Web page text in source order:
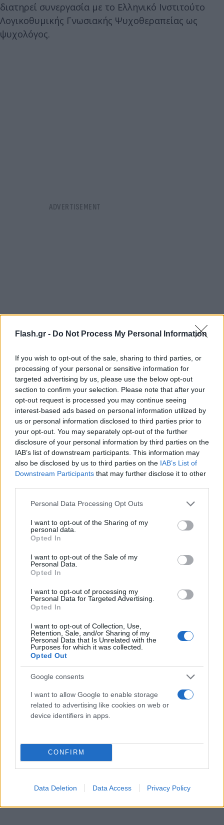
Flash.gr - Do Not Process My Personal Information
If you wish to opt-out of the sale, sharing to third parties, or
processing of your personal or sensitive information for
targeted advertising by us, please use the below opt-out
section to confirm your selection. Please note that after your
opt-out request is processed you may continue seeing
interest-based ads based on personal information utilized by
us or personal information disclosed to third parties prior to
your opt-out. You may separately opt-out of the further
disclosure of your personal information by third parties on the
IAB’s list of downstream participants. This information may
also be disclosed by us to third parties on the IAB’s List of
Downstream Participants that may further disclose it to other
Please note that this website/app uses one or more Google
not limited to your visit or usage behaviour. You may click to
grant or deny consent to Google and its third-party tags to
use your data for below specified purposes in below Google
consent section.
Personal Data Processing Opt Outs
I want to opt-out of the Sharing of my
personal data.
Opted In
I want to opt-out of the Sale of my
Personal Data.
Opted In
I want to opt-out of processing my
Personal Data for Targeted Advertising.
Opted In
I want to opt-out of Collection, Use,
Retention, Sale, and/or Sharing of my
Personal Data that Is Unrelated with the
Purposes for which it was collected.
Opted Out
Google consents
I want to allow Google to enable storage
related to advertising like cookies on web or
device identifiers in apps.
CONFIRM
Data Deletion Data Access Privacy Policy
διατηρεί συνεργασία με το Ελληνικό Ινστιτούτο
Λογικοθυμικής Γνωσιακής Ψυχοθεραπείας ως
ψυχολόγος.
Τα πρώτα του επαγγελματικά βήματα ξεκίνησαν σε
καίριες θέσεις στο τμήμα του marketing
παγκόσμιων αθλητικών διοργανώσεων, όπως οι
Ολυμπιακοί Αγώνες Αθήνα 2004 και οι Ασιατικοί
Αγώνες Κατάρ 2006. Το ανήσυχο πνεύμα του και η
επιστροφή του στην Ελλάδα άνοιξαν έναν νέο
κύκλο επιχειρηματικότητας στο χώρο της εστίασης
που στέφθηκε με μεγάλη επιτυχία.
Ανάμεσα στις πολυπληθείς του δραστηριότητες,
ουσιαστική του ενασχόληση με τα social media σε
πολιτικό επίπεδο και η αρθρογραφία σε
ηλεκτρονικά μέσα (Liberal, Protagon, Πρώτο Θέμα,
Ελεύθερος Τύπος κ.α.).
Σημείο-σταθμό στην επαγγελματική του πορεία
αποτέλεσε το τηλεφώνημα του Κυριάκου
Μητσοτάκη και η πρώτη επαφή μαζί του που
σήμανε την ένταξή του στην ομάδα του Προέδρου.
Από τον Μάιο του 2016 αποτελεί ενεργό μέλος της
παράταξης ενώ λίγους μήνες αργότερα, ορίστηκε
Αναπληρωτής Γραμματέας Στρατηγικού
Σχεδιασμού και Επικοινωνίας της ΝΔ, με βασικό
αντικείμενο τα social media.